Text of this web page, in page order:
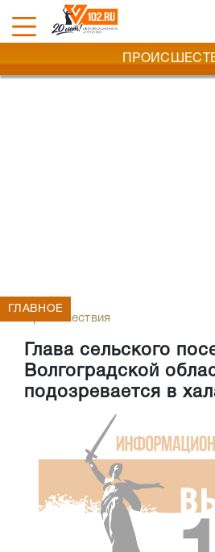
Происшествия
Глава сельского
Волгоградской
подозревается в
ГЛАВНОЕ